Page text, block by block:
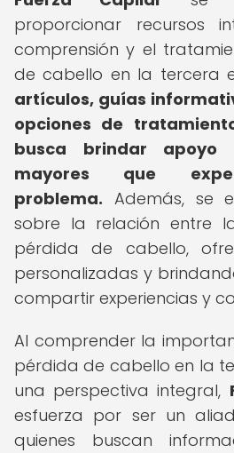
proporcionar recursos
comprensión y el
de cabello en la tercera
artículos, guías
opciones de
busca brindar apoyo
mayores que
problema. Además, se
sobre la relación entre
pérdida de cabello,
personalizadas y
compartir experiencias y
Al comprender la
pérdida de cabello en la
una perspectiva integral,
esfuerza por ser un
quienes buscan